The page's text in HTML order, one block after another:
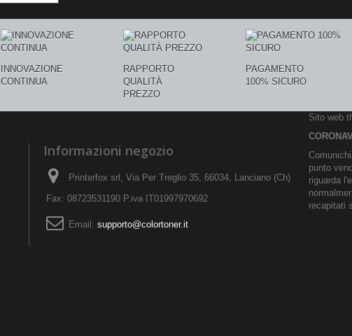
INNOVAZIONE
CONTINUA
RAPPORTO
QUALITÀ
PREZZO
PAGAMENTO
100% SICURO
Informazioni negozio
Printerfox srl, Via Per Treglio 35, 66034, Lanciano (Ch)
Fax: 08723531190 P.iva IT01997970692
Email: supporto@colortoner.it
Sito web
punto
riguarda
recapitati